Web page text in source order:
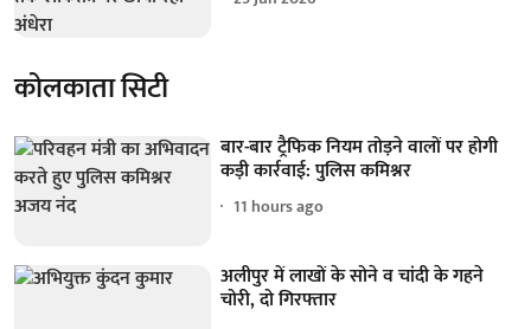
कोलकाता सिटी
बार-बार ट्रैफिक नियम तोड़ने वालों पर होगी
कड़ी कार्रवाई: पुलिस कमिश्नर
11 hours ago
अलीपुर में लाखों के सोने व चांदी के गहने
चोरी, दो गिरफ्तार